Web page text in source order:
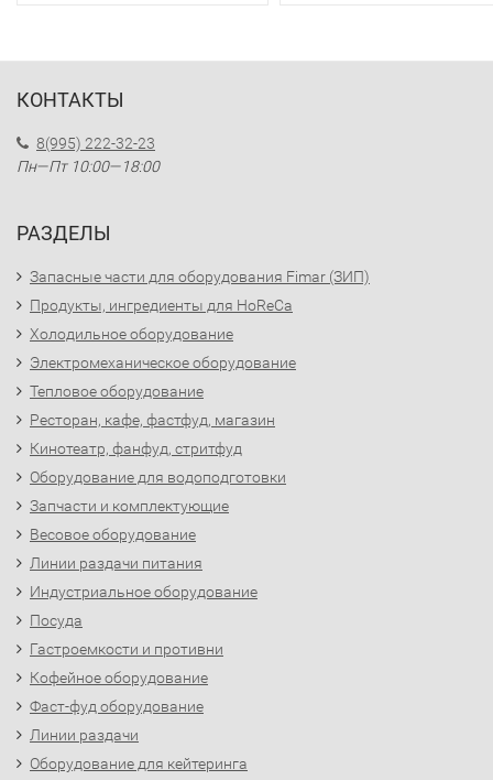
КОНТАКТЫ
8(995) 222-32-23
Пн—Пт 10:00—18:00
РАЗДЕЛЫ
Запасные части для оборудования Fimar (ЗИП)
Продукты, ингредиенты для HoReCa
Холодильное оборудование
Электромеханическое оборудование
Тепловое оборудование
Ресторан, кафе, фастфуд, магазин
Кинотеатр, фанфуд, стритфуд
Оборудование для водоподготовки
Запчасти и комплектующие
Весовое оборудование
Линии раздачи питания
Индустриальное оборудование
Посуда
Гастроемкости и противни
Кофейное оборудование
Фаст-фуд оборудование
Линии раздачи
Оборудование для кейтеринга